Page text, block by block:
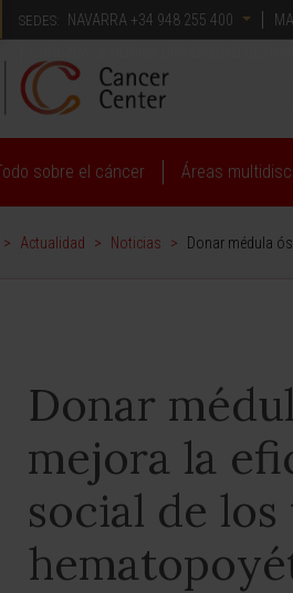
SEDES: NAVARRA +34 948 255 400
sobre el cáncer Áreas
> Actualidad > Noticias > Donar médula
Donar
mejora la
social de